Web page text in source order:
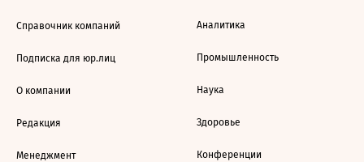
Справочник компаний
Подписка для юр.лиц
О компании
Редакция
Менеджмент
Аналитика
Промышленность
Наука
Здоровье
Конференции